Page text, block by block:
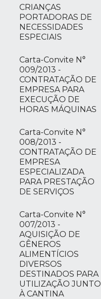
CRIANÇAS
PORTADORAS DE
NECESSIDADES
ESPECIAIS
Carta-Convite N°
009/2013 -
CONTRATAÇÃO DE
EMPRESA PARA
EXECUÇÃO DE
HORAS MÁQUINAS
Carta-Convite N°
008/2013 -
CONTRATAÇÃO DE
EMPRESA
ESPECIALIZADA
PARA PRESTAÇÃO
DE SERVIÇOS
Carta-Convite N°
007/2013 -
AQUISIÇÃO DE
GÊNEROS
ALIMENTÍCIOS
DIVERSOS
DESTINADOS PARA
UTILIZAÇÃO JUNTO
À CANTINA